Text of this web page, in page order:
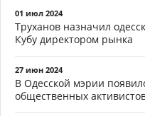
01 июл 2024
Труханов назначил
Кубу директором рынка
27 июн 2024
В Одесской мэрии
общественных